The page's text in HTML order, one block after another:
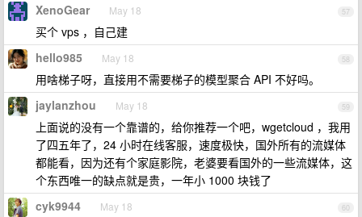
57
XenoGear May 18
买个 vps ，自己建
58
hello985 May 18
用啥梯子呀，直接用不需要梯子的模型聚合 API 不好吗。
59
jaylanzhou May 18
上面说的没有一个靠谱的，给你推荐一个吧，wgetcloud ，我用
了四五年了，24 小时在线客服，速度极快，国外所有的流媒体
都能看，因为还有个家庭影院，老婆要看国外的一些流媒体，这
个东西唯一的缺点就是贵，一年小 1000 块钱了
60
cyk9944 May 18